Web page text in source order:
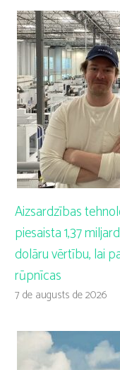
Aizsardzības
piesaista 1,37
dolāru vērtību, lai
rūpnīcas
7 de augusts de 2026